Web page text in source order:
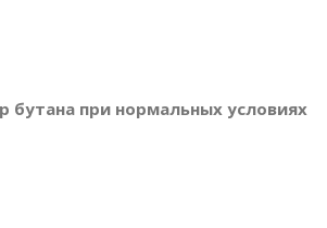
бутана при нормальных условиях